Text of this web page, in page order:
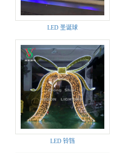
LED 圣诞球
LED 铃铛